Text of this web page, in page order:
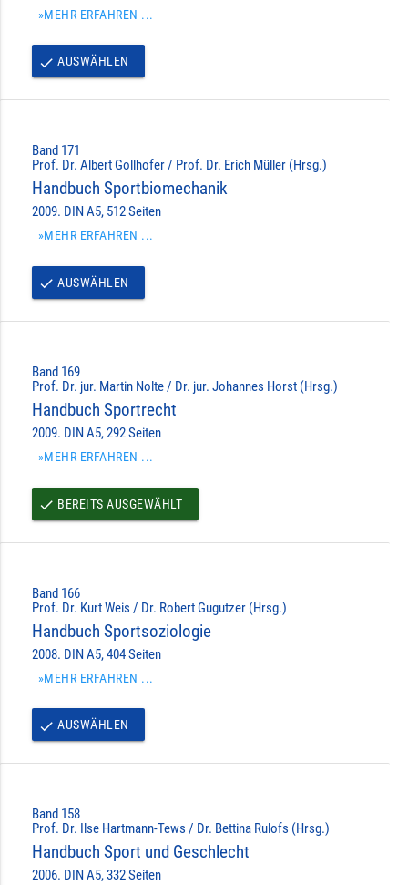
»MEHR ERFAHREN ...
done AUSWÄHLEN
Band 171
Prof. Dr. Albert Gollhofer / Prof. Dr. Erich Müller (Hrsg.)
Handbuch Sportbiomechanik
2009. DIN A5, 512 Seiten
»MEHR ERFAHREN ...
done AUSWÄHLEN
Band 169
Prof. Dr. jur. Martin Nolte / Dr. jur. Johannes Horst (Hrsg.)
Handbuch Sportrecht
2009. DIN A5, 292 Seiten
»MEHR ERFAHREN ...
done BEREITS AUSGEWÄHLT
Band 166
Prof. Dr. Kurt Weis / Dr. Robert Gugutzer (Hrsg.)
Handbuch Sportsoziologie
2008. DIN A5, 404 Seiten
»MEHR ERFAHREN ...
done AUSWÄHLEN
Band 158
Prof. Dr. Ilse Hartmann-Tews / Dr. Bettina Rulofs (Hrsg.)
Handbuch Sport und Geschlecht
2006. DIN A5, 332 Seiten